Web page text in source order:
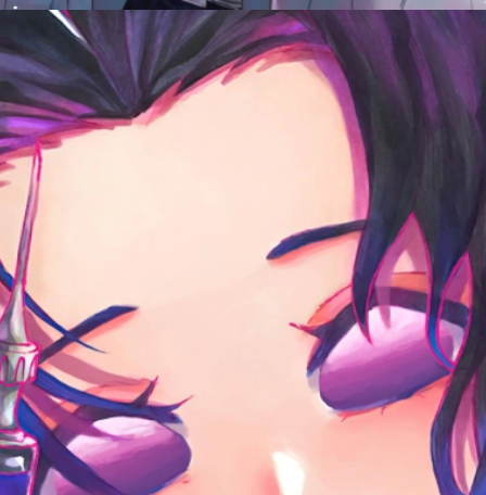
Đang mở https://issiloo.edu.vn/shinobu-cute